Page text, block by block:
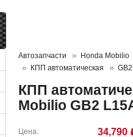
Автозапчасти
Honda Mobilio
КПП автоматическая
GB2
КПП
Mobilio GB2
Цена 34,790